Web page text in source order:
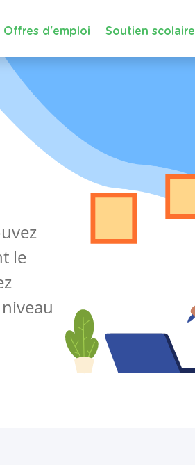
Offres d'emploi Soutien scolaire
le